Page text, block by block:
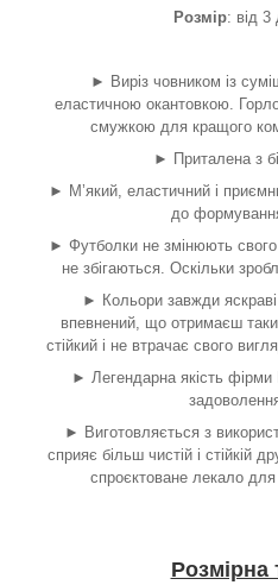
Розмір: від 3
► Виріз човником із
еластичною окантовкою.
смужкою для кращого
► Приталена з
► М’який, еластичний і
до
► Футболки не змінюють свого
не збігаються. Оскільки
► Кольори завжди
впевнений, що отримаєш
стійкий і не втрачає свого
► Легендарна якість
► Виготовляється з
сприяє більш чистій і стійкій
спроєктоване лекало для
Розмірна